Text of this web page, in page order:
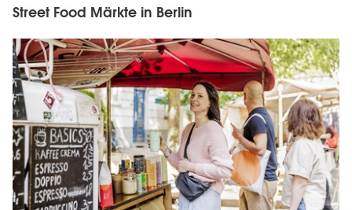
Street Food Märkte in Berlin